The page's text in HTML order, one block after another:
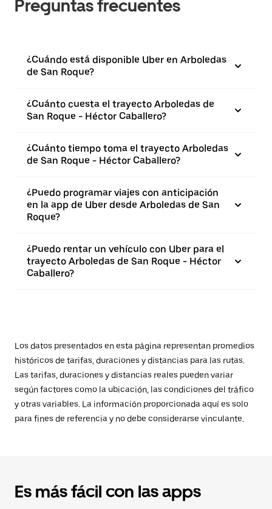
Preguntas frecuentes
¿Cuándo está disponible Uber en Arboledas
de San Roque?
¿Cuánto cuesta el trayecto Arboledas de
San Roque - Héctor Caballero?
¿Cuánto tiempo toma el trayecto Arboledas
de San Roque - Héctor Caballero?
¿Puedo programar viajes con anticipación
en la app de Uber desde Arboledas de San
Roque?
¿Puedo rentar un vehículo con Uber para el
trayecto Arboledas de San Roque - Héctor
Caballero?
Los datos presentados en esta página representan promedios
históricos de tarifas, duraciones y distancias para las rutas.
Las tarifas, duraciones y distancias reales pueden variar
según factores como la ubicación, las condiciones del tráfico
y otras variables. La información proporcionada aquí es solo
para fines de referencia y no debe considerarse vinculante.
Es más fácil con las apps